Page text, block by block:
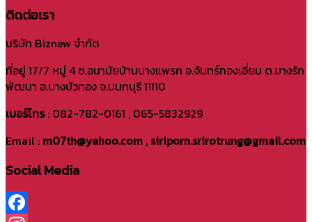
ติดต่อเรา
บริษัท Biznew จำกัด
ที่อยู่ 17/7 หมู่ 4 ซ.อนามัยบ้านบางแพรก อ.จันทร์ทองเอี่ยม ต.บางรัก
พัฒนา อ.บางบัวทอง จ.นนทบุรี 11110
เบอร์โทร: 082-782-0161 , 065-5832929
Email : m07th@yahoo.com , siriporn.srirotrung@gmail.com
Social Media